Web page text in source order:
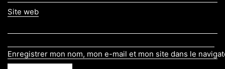
Site web
Enregistrer mon nom, mon e-mail et mon site dans le